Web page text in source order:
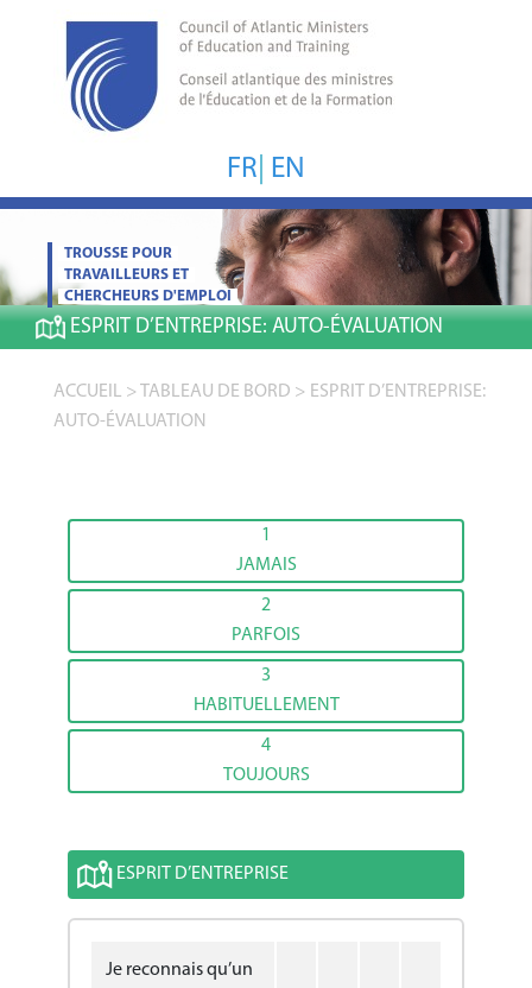
FR EN
TROUSSE POUR
TRAVAILLEURS ET
CHERCHEURS D'EMPLOI
ESPRIT D’ENTREPRISE: AUTO-ÉVALUATION
ACCUEIL > TABLEAU DE BORD > ESPRIT D’ENTREPRISE:
AUTO-ÉVALUATION
1
JAMAIS
2
PARFOIS
3
HABITUELLEMENT
4
TOUJOURS
ESPRIT D’ENTREPRISE
Je reconnais qu’un